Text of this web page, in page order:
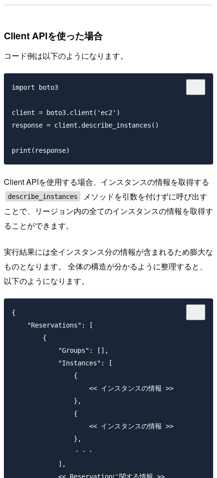
Client APIを使った場合
コード例は以下のようになります。
import boto3
client = boto3.client('ec2')
response = client.describe_instances()
Client APIを使用する場合、インスタンスの情報を取得する
describe_instances
メソッドを引数を付けずに呼び出す
ことで、リージョン内の全てのインスタンスの情報を取得す
ることができます。
実行結果には全インスタンス分の情報が含まれるため膨大な
ものとなります。 全体の構造が分かるように整理すると、
以下のようになります。
{
    "Reservations": [
        {
            "Groups": [],
            "Instances": [
                {
                    << インスタンスの情報 >>
                },
                {
                    << インスタンスの情報 >>
                },
                ・・・
            ],
            << Reservationに関する情報 >>